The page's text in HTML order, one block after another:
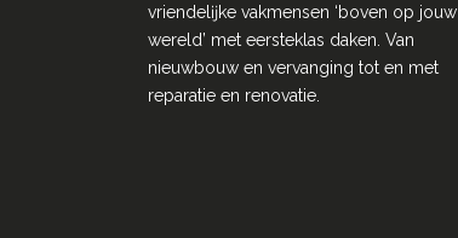
vriendelĳke vakmensen ‘boven op jouw
wereld’ met eersteklas daken. Van
nieuwbouw en vervanging tot en met
reparatie en renovatie.